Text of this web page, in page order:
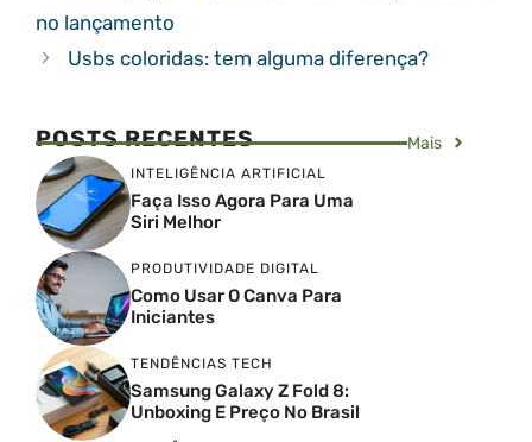
no lançamento
Usbs coloridas: tem alguma diferença?
POSTS RECENTES Mais
INTELIGÊNCIA ARTIFICIAL
Faça Isso Agora Para Uma
Siri Melhor
PRODUTIVIDADE DIGITAL
Como Usar O Canva Para
Iniciantes
TENDÊNCIAS TECH
Samsung Galaxy Z Fold 8:
Unboxing E Preço No Brasil